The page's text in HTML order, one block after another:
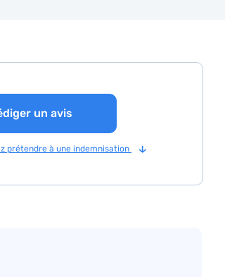
un avis
prétendre à une indemnisation